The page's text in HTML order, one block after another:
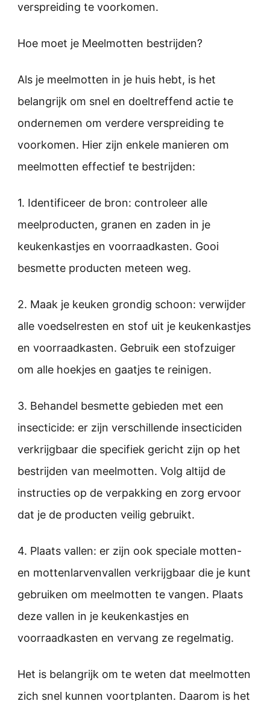
verspreiding te voorkomen.
Hoe moet je Meelmotten bestrijden?
Als je meelmotten in je huis hebt, is het
belangrijk om snel en doeltreffend actie te
ondernemen om verdere verspreiding te
voorkomen. Hier zijn enkele manieren om
meelmotten effectief te bestrijden:
1. Identificeer de bron: controleer alle
meelproducten, granen en zaden in je
keukenkastjes en voorraadkasten. Gooi
besmette producten meteen weg.
2. Maak je keuken grondig schoon: verwijder
alle voedselresten en stof uit je keukenkastjes
en voorraadkasten. Gebruik een stofzuiger
om alle hoekjes en gaatjes te reinigen.
3. Behandel besmette gebieden met een
insecticide: er zijn verschillende insecticiden
verkrijgbaar die specifiek gericht zijn op het
bestrijden van meelmotten. Volg altijd de
instructies op de verpakking en zorg ervoor
dat je de producten veilig gebruikt.
4. Plaats vallen: er zijn ook speciale motten-
en mottenlarvenvallen verkrijgbaar die je kunt
gebruiken om meelmotten te vangen. Plaats
deze vallen in je keukenkastjes en
voorraadkasten en vervang ze regelmatig.
Het is belangrijk om te weten dat meelmotten
zich snel kunnen voortplanten. Daarom is het